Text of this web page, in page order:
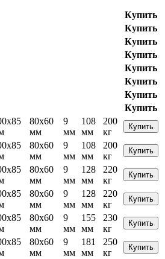
Купить
Купить
Купить
Купить
Купить
Купить
Купить
Купить
80x60
мм
9
мм
108
мм
200
кг
Купить
80x60
мм
9
мм
108
мм
200
кг
Купить
80x60
мм
9
мм
128
мм
220
кг
Купить
80x60
мм
9
мм
128
мм
220
кг
Купить
80x60
мм
9
мм
155
мм
230
кг
Купить
80x60
мм
9
мм
181
мм
250
кг
Купить